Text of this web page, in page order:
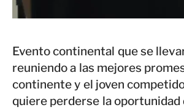
Evento continental que se
reuniendo a las mejores
continente y el joven
quiere perderse la